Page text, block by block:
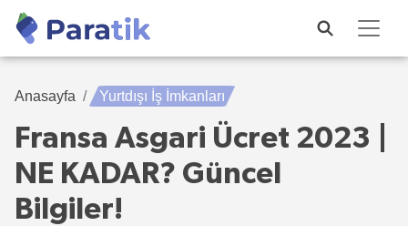
Anasayfa Yurtdışı İş İmkanları
Fransa Asgari Ücret 2023 |
NE KADAR? Güncel
Bilgiler!